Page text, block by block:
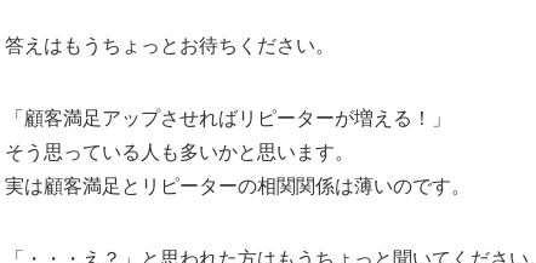
答えはもうちょっとお待ちください。
「顧客満足アップさせればリピーターが増える！」
そう思っている人も多いかと思います。
実は顧客満足とリピーターの相関関係は薄いのです。